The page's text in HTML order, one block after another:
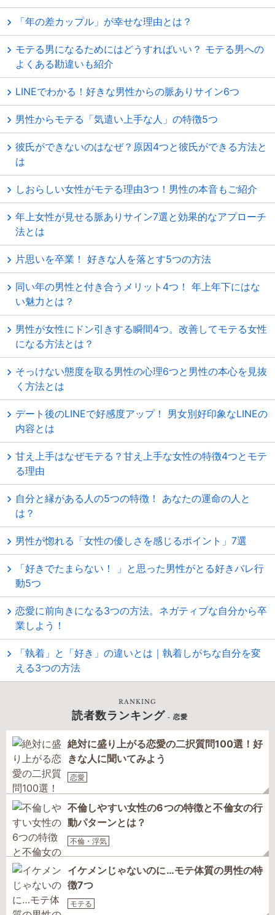
「年の差カップル」が幸せな理由とは？
モテる男になるためにはどうすればいい？ モテる男への
よくある勘違いも紹介
LINEでわかる！好きな男性からの脈ありサイン6つ
男性からモテる「気遣い上手な人」の特徴5つ
彼氏ができないのはなぜ？原因4つと彼氏ができる方法と
は
しおらしい女性がモテる理由3つ！男性の本音もご紹介
年上女性が見せる脈ありサイン7選と効果的なアプローチ
法とは
片思いを卒業！ 好きな人を落とす5つの方法
同い年の男性と付き合うメリット4つ！ 年上年下にはな
い魅力とは？
男性が女性にドン引きする瞬間4つ。改善してモテる女性
になる方法とは？
そっけない態度を取る男性の心理6つと男性の本心を見抜
く方法とは
デート後のLINEで好感度アップ！ 男女別好印象なLINEの
内容とは
甘え上手はなぜモテる？甘え上手な女性の特徴4つとモテ
る理由
自分と縁がある人の5つの特徴！ あなたの運命の人と
は？
男性が惚れる「女性の優しさを感じるポイント」7選
「好きでたまらない！ 」と思った男性がとる好きバレ行
動5つ
恋愛に前向きになる3つの方法。ネガティブな自分から卒
業しよう！
「執着」と「好き」の違いとは｜執着しがちな自分を変
える3つの方法
RANKING
読者数ランキング - 恋愛
絶対に盛り上がる恋愛の二択質問100選！好
きな人に聞いてみよう
恋愛
不倫しやすい女性の6つの特徴と不倫女の行
動パターンとは？
不倫・浮気
イケメンじゃないのに…モテ体質の男性の特
徴7つ
モテる